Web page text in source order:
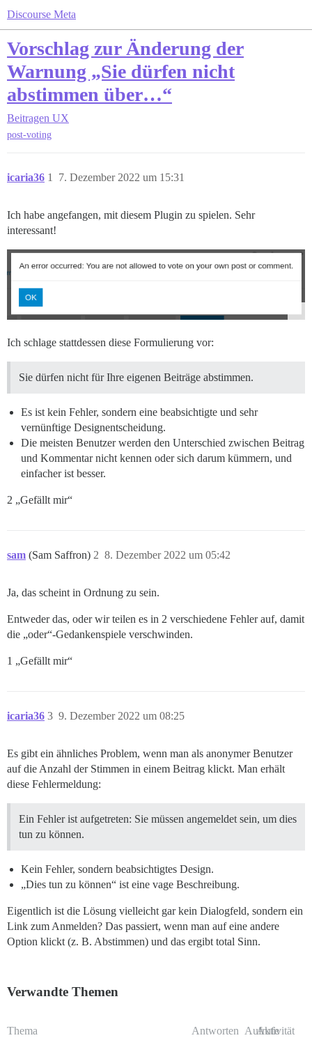
Discourse Meta
Vorschlag zur Änderung der
Warnung „Sie dürfen nicht
abstimmen über…“
Beitragen UX
post-voting
icaria36 7. Dezember 2022 um 15:31
1
Ich habe angefangen, mit diesem Plugin zu spielen. Sehr
interessant!
Ich schlage stattdessen diese Formulierung vor:
Sie dürfen nicht für Ihre eigenen Beiträge abstimmen.
Es ist kein Fehler, sondern eine beabsichtigte und sehr
vernünftige Designentscheidung.
Die meisten Benutzer werden den Unterschied zwischen Beitrag
und Kommentar nicht kennen oder sich darum kümmern, und
einfacher ist besser.
2 „Gefällt mir“
sam (Sam Saffron) 8. Dezember 2022 um 05:42
2
Ja, das scheint in Ordnung zu sein.
Entweder das, oder wir teilen es in 2 verschiedene Fehler auf, damit
die „oder“-Gedankenspiele verschwinden.
1 „Gefällt mir“
icaria36 9. Dezember 2022 um 08:25
3
Es gibt ein ähnliches Problem, wenn man als anonymer Benutzer
auf die Anzahl der Stimmen in einem Beitrag klickt. Man erhält
diese Fehlermeldung:
Ein Fehler ist aufgetreten: Sie müssen angemeldet sein, um dies
tun zu können.
Kein Fehler, sondern beabsichtigtes Design.
„Dies tun zu können“ ist eine vage Beschreibung.
Eigentlich ist die Lösung vielleicht gar kein Dialogfeld, sondern ein
Link zum Anmelden? Das passiert, wenn man auf eine andere
Option klickt (z. B. Abstimmen) und das ergibt total Sinn.
Verwandte Themen
Thema Antworten Aufrufe
Aktivität